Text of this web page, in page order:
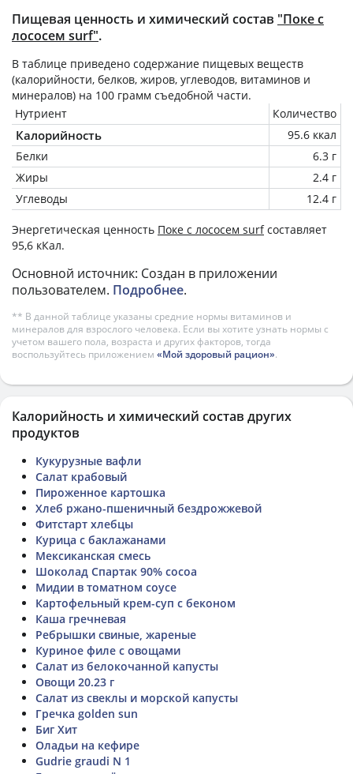
Пищевая ценность и химический состав "Поке с
лососем surf".
В таблице приведено содержание пищевых веществ
(калорийности, белков, жиров, углеводов, витаминов и
минералов) на 100 грамм съедобной части.
Нутриент
Количество
Калорийность
95.6 ккал
Белки
6.3 г
Жиры
2.4 г
Углеводы
12.4 г
Энергетическая ценность Поке с лососем surfсоставляет
95,6 кКал.
Основной источник: Создан в приложении
пользователем. Подробнее.
** В данной таблице указаны средние нормы витаминов и
минералов для взрослого человека. Если вы хотите узнать нормы с
учетом вашего пола, возраста и других факторов, тогда
воспользуйтесь приложением «Мой здоровый рацион».
Калорийность и химический состав других
продуктов
Кукурузные вафли
Салат крабовый
Пироженное картошка
Хлеб ржано-пшеничный бездрожжевой
Фитстарт хлебцы
Курица с баклажанами
Мексиканская смесь
Шоколад Спартак 90% cocoa
Мидии в томатном соусе
Картофельный крем-суп с беконом
Каша гречневая
Ребрышки свиные, жареные
Куриное филе с овощами
Салат из белокочанной капусты
Овощи 20.23 г
Салат из свеклы и морской капусты
Гречка golden sun
Биг Хит
Оладьи на кефире
Gudrie graudi N 1